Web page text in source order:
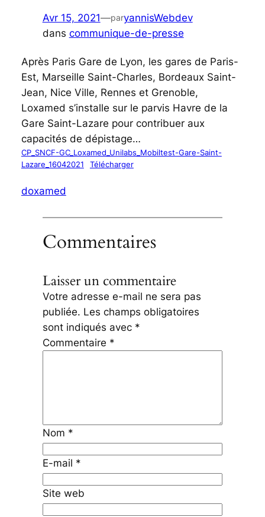
Avr 15, 2021—paryannisWebdev
dans communique-de-presse
Après Paris Gare de Lyon, les gares de Paris-
Est, Marseille Saint-Charles, Bordeaux Saint-
Jean, Nice Ville, Rennes et Grenoble,
Loxamed s’installe sur le parvis Havre de la
Gare Saint-Lazare pour contribuer aux
capacités de dépistage…
CP_SNCF-GC_Loxamed_Unilabs_Mobiltest-Gare-Saint-
Lazare_16042021
Télécharger
doxamed
Commentaires
Laisser un commentaire
Votre adresse e-mail ne sera pas
publiée. Les champs obligatoires
sont indiqués avec *
Commentaire *
Nom *
E-mail *
Site web